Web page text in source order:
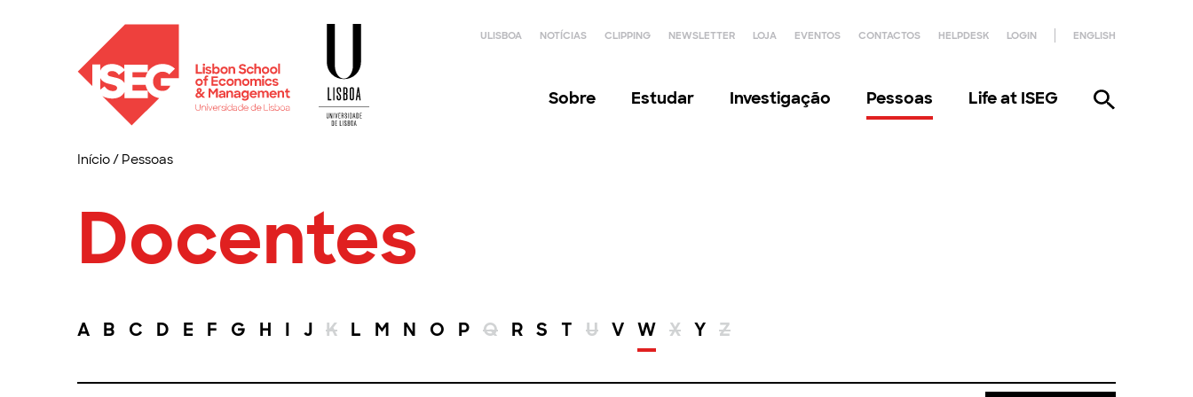
ULISBOA NOTÍCIAS CLIPPING NEWSLETTER LOJA EVENTOS CONTACTOS HELPDESK LOGIN ENGLISH
Sobre Estudar Investigação Pessoas Life at ISEG
Início/ Pessoas
Docentes
A B C D E F G H I J K L M N O P Q R S T U V W X Y Z